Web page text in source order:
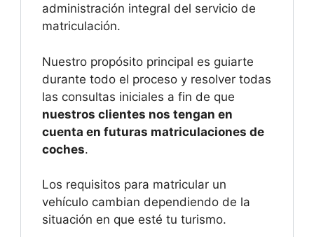
administración integral del servicio de
matriculación.
Nuestro propósito principal es guiarte
durante todo el proceso y resolver todas
las consultas iniciales a fin de que
nuestros clientes nos tengan en
cuenta en futuras matriculaciones de
coches.
Los requisitos para matricular un
vehículo cambian dependiendo de la
situación en que esté tu turismo.